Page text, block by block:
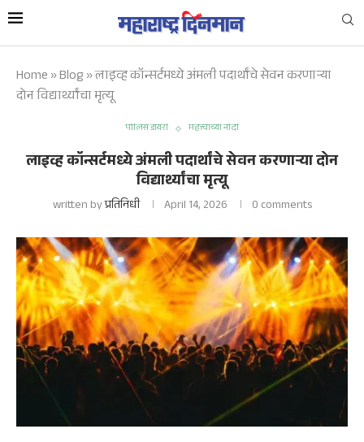
Home»Blog»लाइव्ह कॉन्सर्टमध्ये अंमली पदार्थांचे सेवन करणाऱ्या
दोन विद्यार्थ्यांचा मृत्यू
पोलिस डायरी महत्त्वाच्या नोंदी
लाइव्ह कॉन्सर्टमध्ये अंमली पदार्थांचे सेवन करणाऱ्या दोन
विद्यार्थ्यांचा मृत्यू
written byप्रतिनिधी April 14, 2026 0 comments